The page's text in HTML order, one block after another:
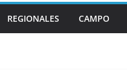
REGIONALES CAMPO